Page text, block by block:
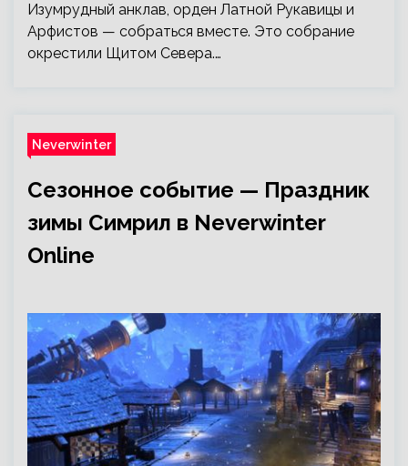
Изумрудный анклав, орден Латной Рукавицы и
Арфистов — собраться вместе. Это собрание
окрестили Щитом Севера.…
Neverwinter
Сезонное событие — Праздник
зимы Симрил в Neverwinter
Online